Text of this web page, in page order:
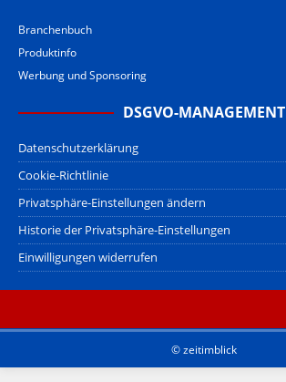
Branchenbuch
Produktinfo
Werbung und Sponsoring
DSGVO-MANAGEMENT
Datenschutzerklärung
Cookie-Richtlinie
Privatsphäre-Einstellungen ändern
Historie der Privatsphäre-Einstellungen
Einwilligungen widerrufen
© zeitimblick